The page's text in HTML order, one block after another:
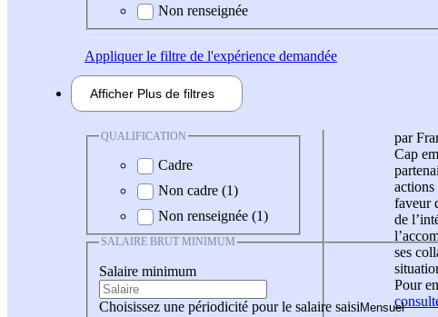
Non renseignée
Appliquerle filtre de l'expérience demandée
Afficher Plus de filtres
QUALIFICATION
Cadre
Non cadre (1)
Non renseignée (1)
SALAIRE BRUT MINIMUM
Salaire minimum
Choisissez une périodicité pour le salaire saisi
par
Cap
actions
faveur
de
ses
Pour